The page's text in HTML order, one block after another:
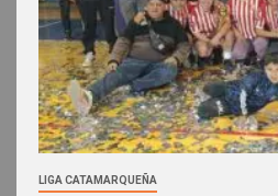
LIGA CATAMARQUEÑA